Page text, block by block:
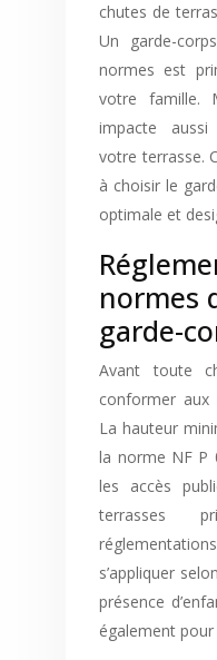
chutes de
Un garde-
normes est
votre famille.
impacte
votre terrasse.
à choisir le
optimale et
normes
garde-
Avant toute
conformer aux
La hauteur
la norme NF P
les accès
terrasses
s’appliquer
présence
également